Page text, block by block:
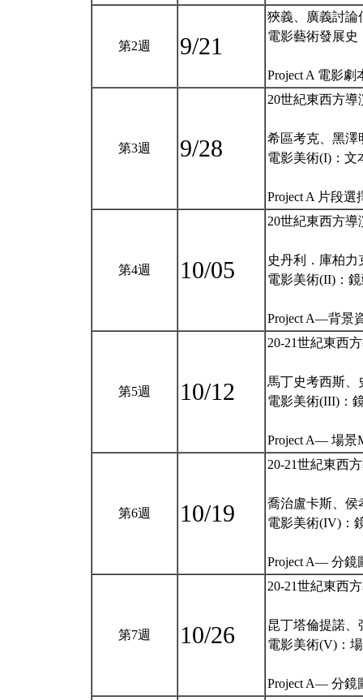
第2週 9/21
狹義、廣義討論
電影藝術發展史
Project A 電影
第3週 9/28
20世紀東西方
希區考克、黑澤
電影美術(I)：文
Project A 片段
第4週 10/05
20世紀東西方
史丹利．庫柏
電影美術(II)：
Project A—背景
第5週 10/12
20-21世紀東西
馬丁史考西斯、
電影美術(III)：
Project A— 場景
第6週 10/19
20-21世紀東西
喬治盧卡斯、侯
電影美術(IV)：
Project A— 分
第7週 10/26
20-21世紀東西
昆丁塔倫提諾、
電影美術(V)：
Project A— 分鏡